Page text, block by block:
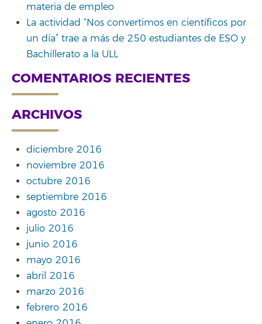
materia de empleo
La actividad “Nos convertimos en científicos por
un día” trae a más de 250 estudiantes de ESO y
Bachillerato a la ULL
COMENTARIOS RECIENTES
ARCHIVOS
diciembre 2016
noviembre 2016
octubre 2016
septiembre 2016
agosto 2016
julio 2016
junio 2016
mayo 2016
abril 2016
marzo 2016
febrero 2016